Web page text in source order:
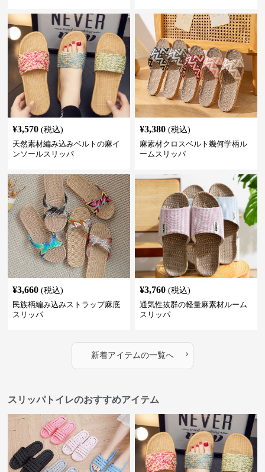
¥3,570 (税込)
天然素材編み込みベルトの麻イ
ンソールスリッパ
¥3,380 (税込)
麻素材クロスベルト幾何学柄ル
ームスリッパ
¥3,660 (税込)
民族柄編み込みストラップ麻底
スリッパ
¥3,760 (税込)
通気性抜群の軽量麻素材ルーム
スリッパ
新着アイテムの一覧へ ›
スリッパトイレのおすすめアイテム